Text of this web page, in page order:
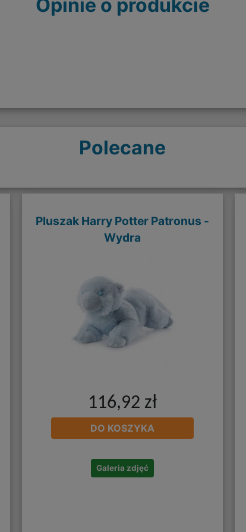
Opinie o produkcie
Polecane
Pluszak Harry Potter Patronus -
Wydra
116,92 zł
DO KOSZYKA
Galeria zdjęć